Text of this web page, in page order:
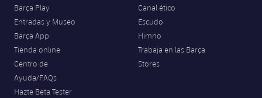
Barça Play
Entradas y Museo
Barça App
Tienda online
Centro de
Ayuda/FAQs
Hazte Beta Tester
Canal ético
Escudo
Himno
Trabaja en las Barça
Stores